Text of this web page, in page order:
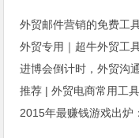
外贸专用｜超牛外贸工
推荐 | 外贸电商常用工